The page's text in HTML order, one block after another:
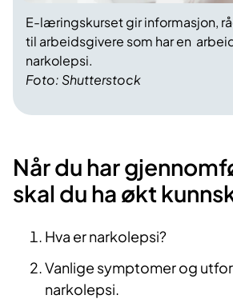
Foto: Shutterstock
E-læringskurset gir informasjon,
til arbeidsgivere som har en
narkolepsi.
Når du har
skal du ha økt
Hva er narkolepsi?
Vanlige symptomer og
narkolepsi.